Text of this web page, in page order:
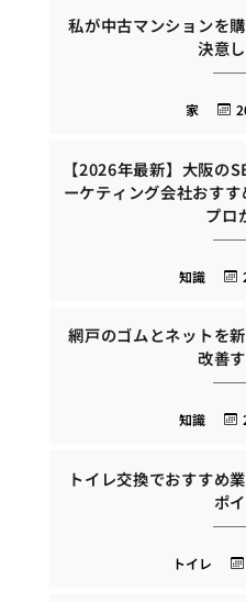
私が中古マンションを
決意
家
【2026年最新】大阪の
ーケティング会社おす
プロ
知識
網戸のゴムとネットを
改善
知識
トイレ交換でおすすめ
ポ
トイレ